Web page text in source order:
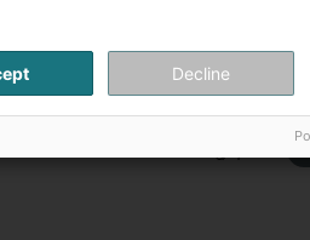
Kuerzzaitautolocatioun
Mechaneschen Atelier
11,1 km
Decline